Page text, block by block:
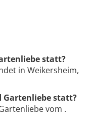
statt?
in Weikersheim,
Gartenliebe statt?
vom .